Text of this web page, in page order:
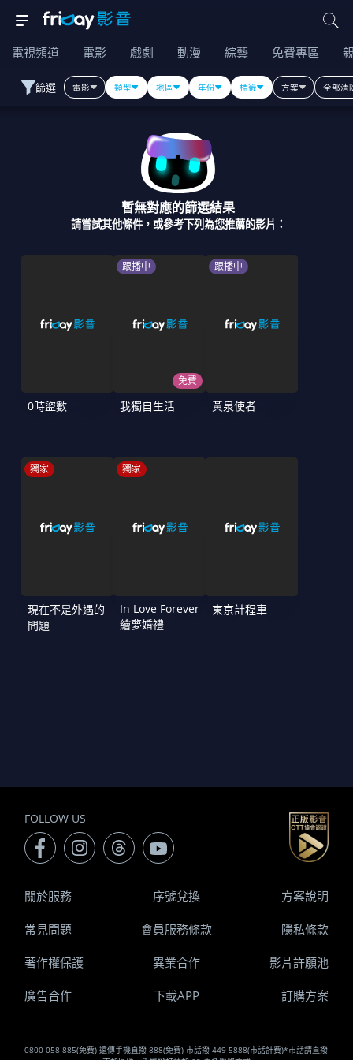
電視頻道 電影 戲劇 動漫 綜藝 免費專區
篩選 電影 類型 地區 年份 標籤 方案 全部清
暫無對應的篩選結果
請嘗試其他條件，或參考下列為您推薦的影片：
0時盜數
跟播中
免費
我獨自生活
跟播中
黃泉使者
獨家
現在不是外遇的
問題
獨家
In Love Forever
繪夢婚禮
東京計程車
FOLLOW US
0800-058-885(免費) 遠傳手機直撥 888(免費) 市話撥 449-5888(市話計費)*市話請直撥
關於服務 序號兌換 方案說明
常見問題 會員服務條款 隱私條款
著作權保護 異業合作 影片許願池
廣告合作 下載APP 訂購方案